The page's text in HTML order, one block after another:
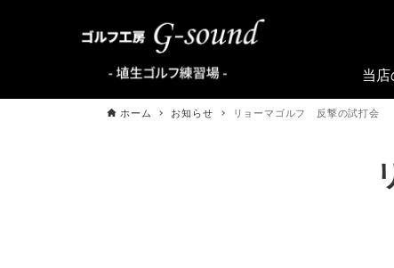
当店
ホーム お知らせ リョーマゴルフ 反撃の試打会